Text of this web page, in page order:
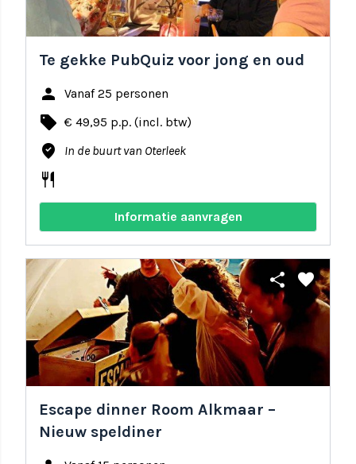
Te gekke PubQuiz voor jong en oud
person Vanaf 25 personen
local_offer € 49,95 p.p. (incl. btw)
where_to_vote In de buurt van Oterleek
restaurant
Informatie aanvragen
share favorite
Escape dinner Room Alkmaar –
Nieuw speldiner